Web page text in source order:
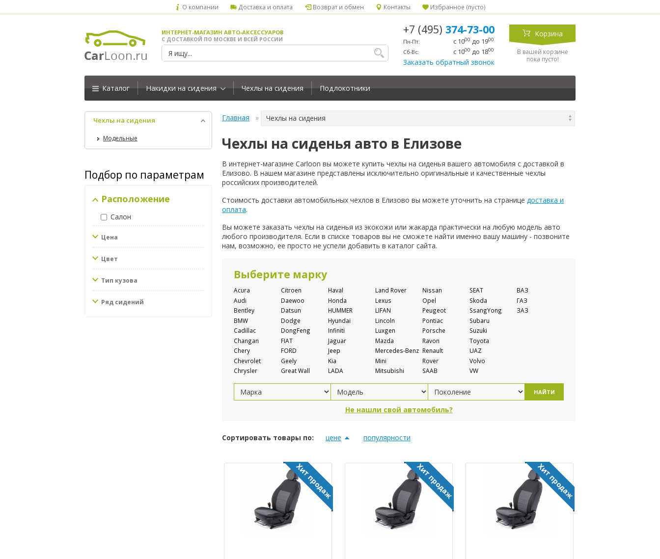
О компании Доставка и оплата Возврат и обмен Контакты Избранное (пусто)
ИНТЕРНЕТ-МАГАЗИН АВТО-АКСЕССУАРОВ
С ДОСТАВКОЙ ПО МОСКВЕ И ВСЕЙ РОССИИ
+7 (495) 374-73-00
Пн-Пт: с 1000 до 1900
Сб-Вс: с 1000 до 1800
Заказать обратный звонок
Корзина
В вашей корзине
пока пусто!
Каталог Накидки на сидения Чехлы на сидения Подлокотники
Чехлы на сидения
Модельные
Подбор по параметрам
Расположение
Салон
Цена
Цвет
Тип кузова
Ряд сидений
Главная Чехлы на сидения
Чехлы на сиденья авто в Елизове
В интернет-магазине Carloon вы можете купить чехлы на сиденья вашего автомобиля с доставкой в
Елизово. В нашем магазине представлены исключительно оригинальные и качественные чехлы
российских производителей.
Стоимость доставки автомобильных чехлов в Елизово вы можете уточнить на странице доставка и
оплата.
Вы можете заказать чехлы на сиденья из экокожи или жакарда практически на любую модель авто
любого производителя. Если в списке товаров вы не сможете найти именно вашу машину - позвоните
нам, возможно, ее просто не успели добавить в каталог сайта.
Выберите марку
Acura
Audi
Bentley
BMW
Cadillac
Changan
Chery
Chevrolet
Chrysler
Citroen
Daewoo
Datsun
Dodge
DongFeng
FIAT
FORD
Geely
Great Wall
Haval
Honda
HUMMER
Hyundai
Infiniti
Jaguar
Jeep
Kia
LADA
Land Rover
Lexus
LIFAN
Lincoln
Luxgen
Mazda
Mercedes-Benz
Mini
Mitsubishi
Nissan
Opel
Peugeot
Pontiac
Porsche
Ravon
Renault
Rover
SAAB
SEAT
Skoda
SsangYong
Subaru
Suzuki
Toyota
UAZ
Volvo
VW
ВАЗ
ГАЗ
ЗАЗ
НАЙТИ
Не нашли свой автомобиль?
Сортировать товары по: цене популярности